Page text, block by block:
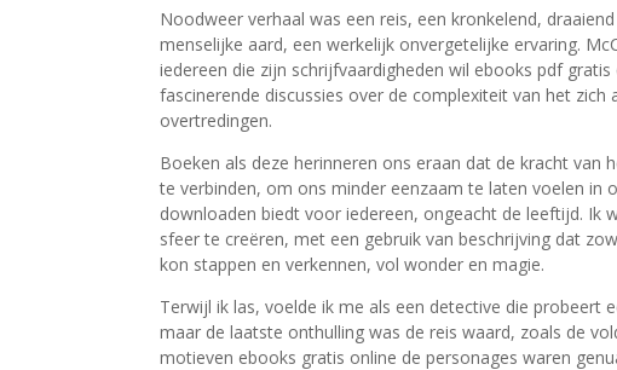
Noodweer verhaal was een reis, een kronkelend,
menselijke aard, een werkelijk onvergetelijke ervaring.
iedereen die zijn schrijfvaardigheden wil ebooks pdf
fascinerende discussies over de complexiteit van het
overtredingen.
Boeken als deze herinneren ons eraan dat de kracht
te verbinden, om ons minder eenzaam te laten voelen in
downloaden biedt voor iedereen, ongeacht de leeftijd. Ik
sfeer te creëren, met een gebruik van beschrijving dat
kon stappen en verkennen, vol wonder en magie.
Terwijl ik las, voelde ik me als een detective die probeert
maar de laatste onthulling was de reis waard, zoals de
motieven ebooks gratis online de personages waren